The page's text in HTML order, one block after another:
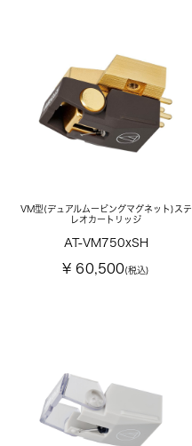
VM型(デュアルムービングマグネット)ステ
レオカートリッジ
AT-VM750xSH
¥ 60,500(税込)